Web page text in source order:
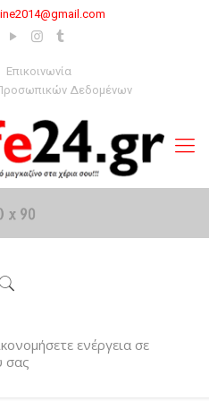
Επικοινωνία
Δεδομένων
ενέργεια σε
σας